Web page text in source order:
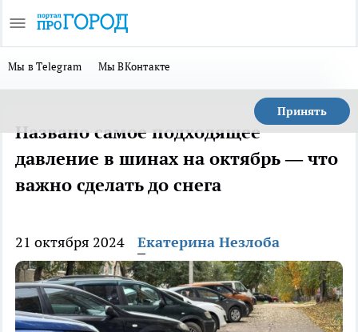
Мы в Telegram Мы ВКонтакте
Принять
Названо самое подходящее
давление в шинах на октябрь — что
важно сделать до снега
21 октября 2024 Екатерина Незлоба